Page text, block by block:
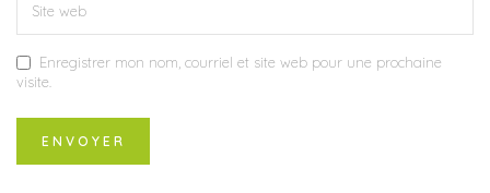
Enregistrer mon nom, courriel et site web pour une prochaine
visite.